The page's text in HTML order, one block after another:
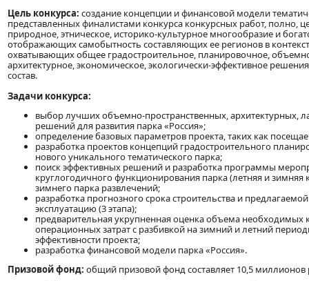
Цель конкурса: создание концепции и финансовой модели
представленных финалистами конкурса конкурсных работ, полно,
природное, этническое, историко-культурное многообразие и
отображающих самобытность составляющих ее регионов в
охватывающих общее градостроительное, планировочное,
архитектурное, экономическое, экологически-эффективное
состав.
Задачи конкурса:
выбор лучших объемно-пространственных, архитектурных,
решений для развития парка «Россия»;
определение базовых параметров проекта, таких как
разработка проектов концепций градостроительного
нового уникального тематического парка;
поиск эффективных решений и разработка программы
круглогодичного функционирования парка (летняя и
зимнего парка развлечений;
разработка прогнозного срока строительства и
эксплуатацию (3 этапа);
предварительная укрупненная оценка объема необходимых
операционных затрат с разбивкой на зимний и летний
эффективности проекта;
разработка финансовой модели парка «Россия».
Призовой фонд: общий призовой фонд составляет 10,5 миллионов